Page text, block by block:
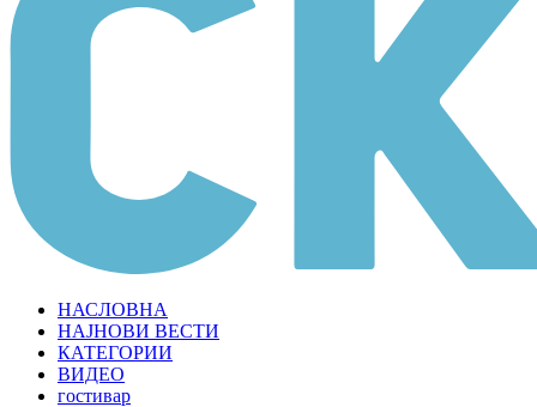
НАСЛОВНА
НАЈНОВИ ВЕСТИ
КАТЕГОРИИ
ВИДЕО
гостивар